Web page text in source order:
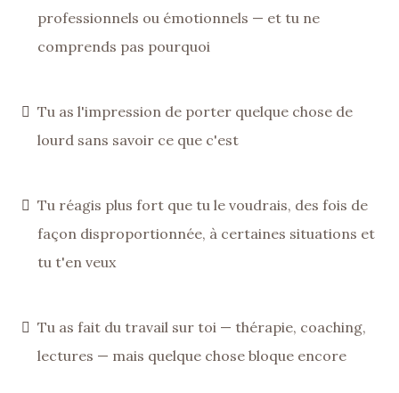
professionnels ou émotionnels — et tu ne
comprends pas pourquoi
Tu as l'impression de porter quelque chose de
lourd sans savoir ce que c'est
Tu réagis plus fort que tu le voudrais, des fois de
façon disproportionnée, à certaines situations et
tu t'en veux
Tu as fait du travail sur toi — thérapie, coaching,
lectures — mais quelque chose bloque encore